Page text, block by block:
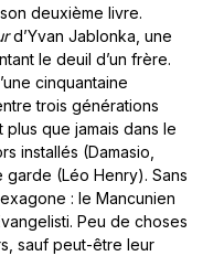
deuxième livre.
d’Yvan Jablonka, une
le deuil d’un frère.
cinquantaine
trois générations
plus que jamais dans le
installés (Damasio,
(Léo Henry). Sans
: le Mancunien
Peu de choses
sauf peut-être leur